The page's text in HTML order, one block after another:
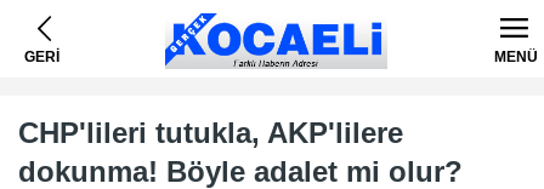
GERİ MENÜ
CHP'lileri tutukla, AKP'lilere
dokunma! Böyle adalet mi olur?